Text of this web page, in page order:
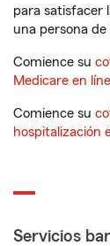
para satisfacer
una persona
Comience su
Medicare en
Comience su
hospitalización
Servicios